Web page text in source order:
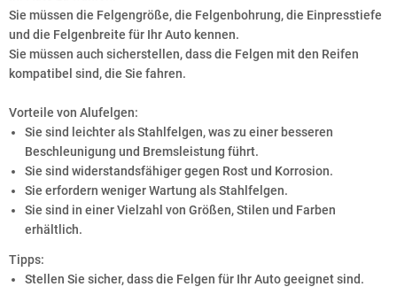
Sie müssen die Felgengröße, die Felgenbohrung, die Einpresstiefe
und die Felgenbreite für Ihr Auto kennen.
Sie müssen auch sicherstellen, dass die Felgen mit den Reifen
kompatibel sind, die Sie fahren.
Vorteile von Alufelgen:
Sie sind leichter als Stahlfelgen, was zu einer besseren
Beschleunigung und Bremsleistung führt.
Sie sind widerstandsfähiger gegen Rost und Korrosion.
Sie erfordern weniger Wartung als Stahlfelgen.
Sie sind in einer Vielzahl von Größen, Stilen und Farben
erhältlich.
Tipps:
Stellen Sie sicher, dass die Felgen für Ihr Auto geeignet sind.